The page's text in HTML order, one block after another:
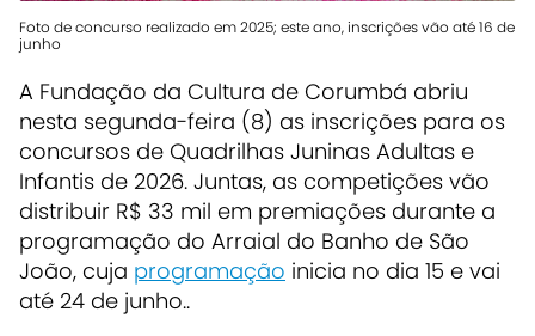
Foto de concurso realizado em 2025; este ano, inscrições vão até 16 de
junho
A Fundação da Cultura de Corumbá abriu
nesta segunda-feira (8) as inscrições para os
concursos de Quadrilhas Juninas Adultas e
Infantis de 2026. Juntas, as competições vão
distribuir R$ 33 mil em premiações durante a
programação do Arraial do Banho de São
João, cuja programação inicia no dia 15 e vai
até 24 de junho..